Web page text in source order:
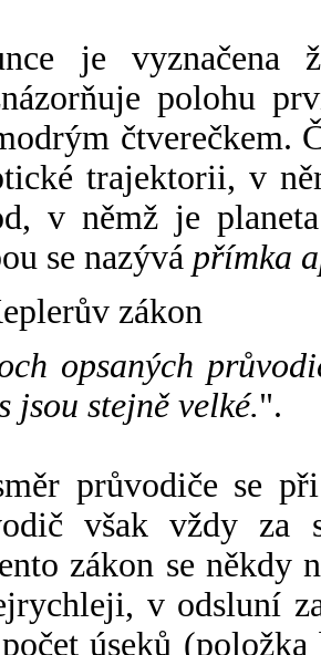
je vyznačena
polohu
čtverečkem.
trajektorii, v
v němž je
se nazývá přímka
zákon
opsaných
jsou stejně velké.".
průvodiče se
však vždy za
zákon se někdy
v odsluní
úseků